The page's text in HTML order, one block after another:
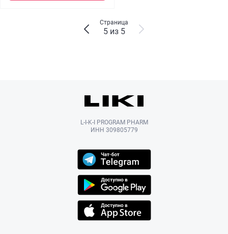
Страница
5 из 5
L-I-K-I PROGRAM PHARM
ИНН 309805779